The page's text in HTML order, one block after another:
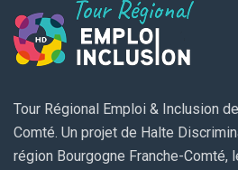
Tour Régional Emploi & Inclusion
Comté. Un projet de Halte
région Bourgogne Franche-Comté,